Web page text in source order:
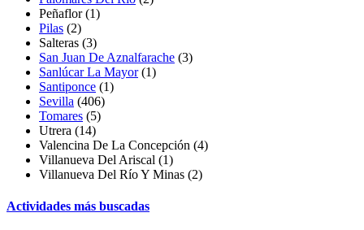
Peñaflor(1)
Pilas (2)
Salteras (3)
San Juan De Aznalfarache (3)
Sanlúcar La Mayor(1)
Santiponce (1)
Sevilla (406)
Tomares (5)
Utrera (14)
Valencina De La Concepción (4)
Villanueva Del Ariscal (1)
Villanueva Del Río Y Minas (2)
Actividades más buscadas